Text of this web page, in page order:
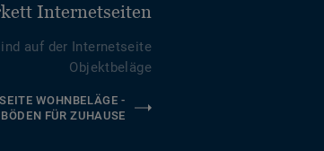
Internetseiten
auf der Internetseite
Objektbeläge
WOHNBELÄGE -
BÖDEN FÜR ZUHAUSE